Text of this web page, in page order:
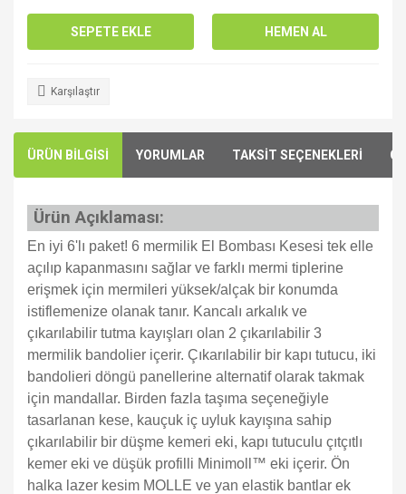
SEPETE EKLE HEMEN AL
Karşılaştır
ÜRÜN BİLGİSİ YORUMLAR TAKSİT SEÇENEKLERİ
Ürün Açıklaması:
En iyi 6'lı paket! 6 mermilik El Bombası Kesesi tek elle
açılıp kapanmasını sağlar ve farklı mermi tiplerine
erişmek için mermileri yüksek/alçak bir konumda
istiflemenize olanak tanır. Kancalı arkalık ve
çıkarılabilir tutma kayışları olan 2 çıkarılabilir 3
mermilik bandolier içerir. Çıkarılabilir bir kapı tutucu, iki
bandolieri döngü panellerine alternatif olarak takmak
için mandallar. Birden fazla taşıma seçeneğiyle
tasarlanan kese, kauçuk iç uyluk kayışına sahip
çıkarılabilir bir düşme kemeri eki, kapı tutuculu çıtçıtlı
kemer eki ve düşük profilli Minimoll™ eki içerir. Ön
halka lazer kesim MOLLE ve yan elastik bantlar ek